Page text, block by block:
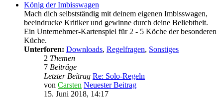
König der Imbisswagen
Mach dich selbstständig mit deinem eigenen Imbisswagen,
beeindrucke Kritiker und gewinne durch deine Beliebtheit.
Ein Unternehmer-Kartenspiel für 2 - 5 Köche der besonderen
Küche.
Unterforen: Downloads, Regelfragen, Sonstiges
2 Themen
7 Beiträge
Letzter Beitrag Re: Solo-Regeln
von Carsten Neuester Beitrag
15. Juni 2018, 14:17